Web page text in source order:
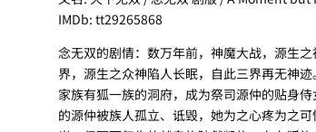
IMDb: tt29265868
念无双的剧情：数万年前，神魔大战，源生
界，源生之众神陷人长眠，自此三界再无神
家族有狐一族的洞府，成为祭司源仲的贴身
的源仲被族人孤立、诋毁，她为之心疼为之